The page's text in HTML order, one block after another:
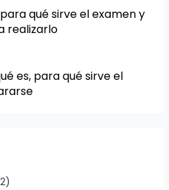
qué sirve el examen y
realizarlo
es, para qué sirve el